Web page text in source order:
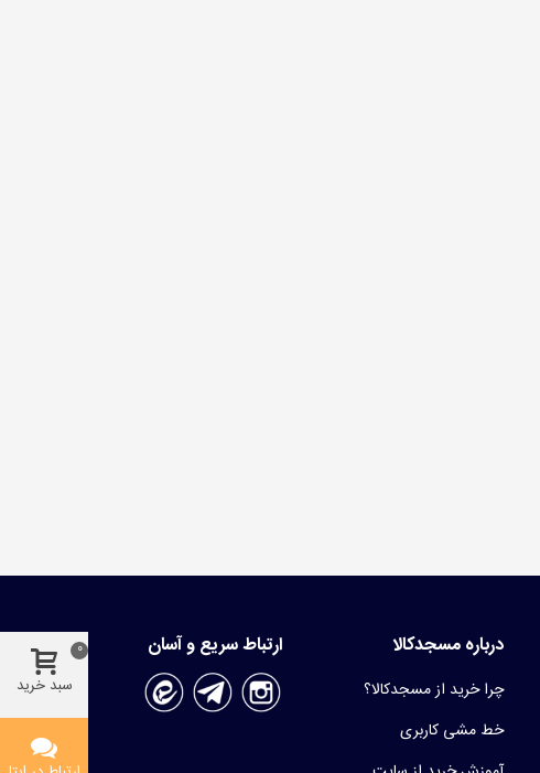
درباره مسجدکالا
چرا خرید از مسجدکالا؟
خط مشی کاربری
ارتباط سریع و آسان
سبد خرید
0